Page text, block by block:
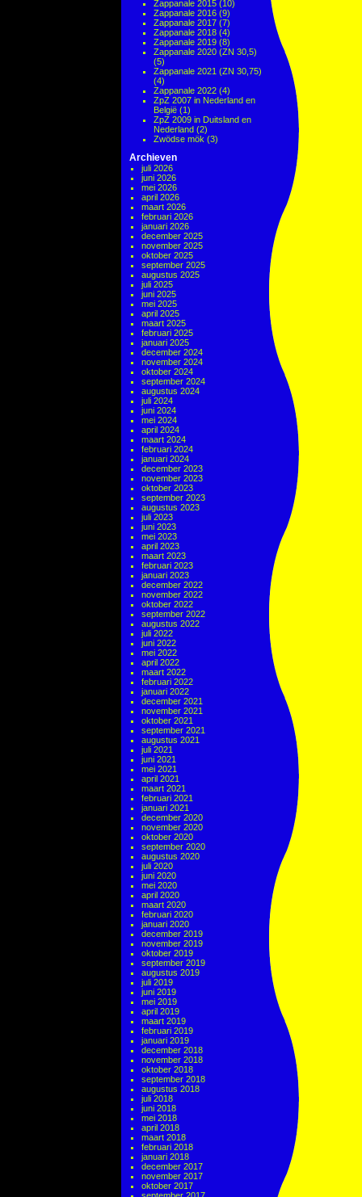
Zappanale 2015 (10)
Zappanale 2016 (9)
Zappanale 2017 (7)
Zappanale 2018 (4)
Zappanale 2019 (8)
Zappanale 2020 (ZN 30,5)
(5)
Zappanale 2021 (ZN 30,75)
(4)
Zappanale 2022 (4)
ZpZ 2007 in Nederland en
België (1)
ZpZ 2009 in Duitsland en
Nederland (2)
Zwödse mök (3)
Archieven
juli 2026
juni 2026
mei 2026
april 2026
maart 2026
februari 2026
januari 2026
december 2025
november 2025
oktober 2025
september 2025
augustus 2025
juli 2025
juni 2025
mei 2025
april 2025
maart 2025
februari 2025
januari 2025
december 2024
november 2024
oktober 2024
september 2024
augustus 2024
juli 2024
juni 2024
mei 2024
april 2024
maart 2024
februari 2024
januari 2024
december 2023
november 2023
oktober 2023
september 2023
augustus 2023
juli 2023
juni 2023
mei 2023
april 2023
maart 2023
februari 2023
januari 2023
december 2022
november 2022
oktober 2022
september 2022
augustus 2022
juli 2022
juni 2022
mei 2022
april 2022
maart 2022
februari 2022
januari 2022
december 2021
november 2021
oktober 2021
september 2021
augustus 2021
juli 2021
juni 2021
mei 2021
april 2021
maart 2021
februari 2021
januari 2021
december 2020
november 2020
oktober 2020
september 2020
augustus 2020
juli 2020
juni 2020
mei 2020
april 2020
maart 2020
februari 2020
januari 2020
december 2019
november 2019
oktober 2019
september 2019
augustus 2019
juli 2019
juni 2019
mei 2019
april 2019
maart 2019
februari 2019
januari 2019
december 2018
november 2018
oktober 2018
september 2018
augustus 2018
juli 2018
juni 2018
mei 2018
april 2018
maart 2018
februari 2018
januari 2018
december 2017
november 2017
oktober 2017